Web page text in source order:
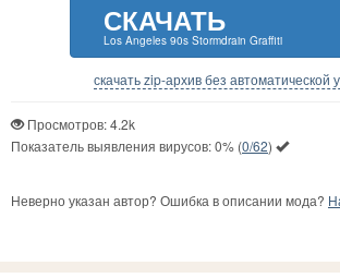
СКАЧАТЬ
Los Angeles 90s Stormdrain Graffiti
скачать zip-архив без автоматической
Просмотров: 4.2k
Показатель выявления вирусов:0% (0/62)
Неверно указан автор? Ошибка в описании мода?